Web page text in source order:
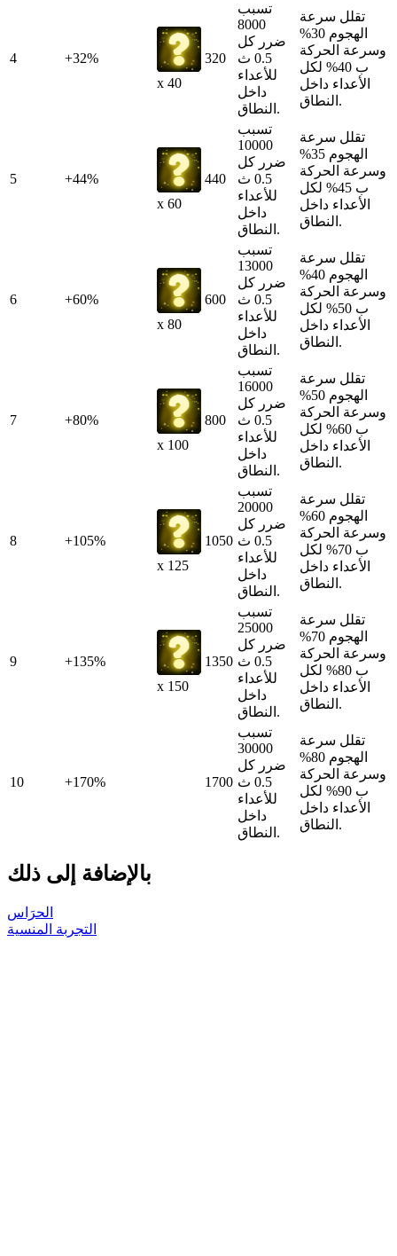
4
+32%
x 40
320
تسبب
8000
ضرر كل
0.5 ث
للأعداء
داخل
النطاق.
تقلل سرعة
الهجوم 30%
وسرعة الحركة
ب 40% لكل
الأعداء داخل
النطاق.
5
+44%
x 60
440
تسبب
10000
ضرر كل
0.5 ث
للأعداء
داخل
النطاق.
تقلل سرعة
الهجوم 35%
وسرعة الحركة
ب 45% لكل
الأعداء داخل
النطاق.
6
+60%
x 80
600
تسبب
13000
ضرر كل
0.5 ث
للأعداء
داخل
النطاق.
تقلل سرعة
الهجوم 40%
وسرعة الحركة
ب 50% لكل
الأعداء داخل
النطاق.
7
+80%
x 100
800
تسبب
16000
ضرر كل
0.5 ث
للأعداء
داخل
النطاق.
تقلل سرعة
الهجوم 50%
وسرعة الحركة
ب 60% لكل
الأعداء داخل
النطاق.
8
+105%
x 125
1050
تسبب
20000
ضرر كل
0.5 ث
للأعداء
داخل
النطاق.
تقلل سرعة
الهجوم 60%
وسرعة الحركة
ب 70% لكل
الأعداء داخل
النطاق.
9
+135%
x 150
1350
تسبب
25000
ضرر كل
0.5 ث
للأعداء
داخل
النطاق.
تقلل سرعة
الهجوم 70%
وسرعة الحركة
ب 80% لكل
الأعداء داخل
النطاق.
10 +170% 1700
تسبب
30000
ضرر كل
0.5 ث
للأعداء
داخل
النطاق.
تقلل سرعة
الهجوم 80%
وسرعة الحركة
ب 90% لكل
الأعداء داخل
النطاق.
بالإضافة إلى ذلك
الحرَاس
التجربة المنسية